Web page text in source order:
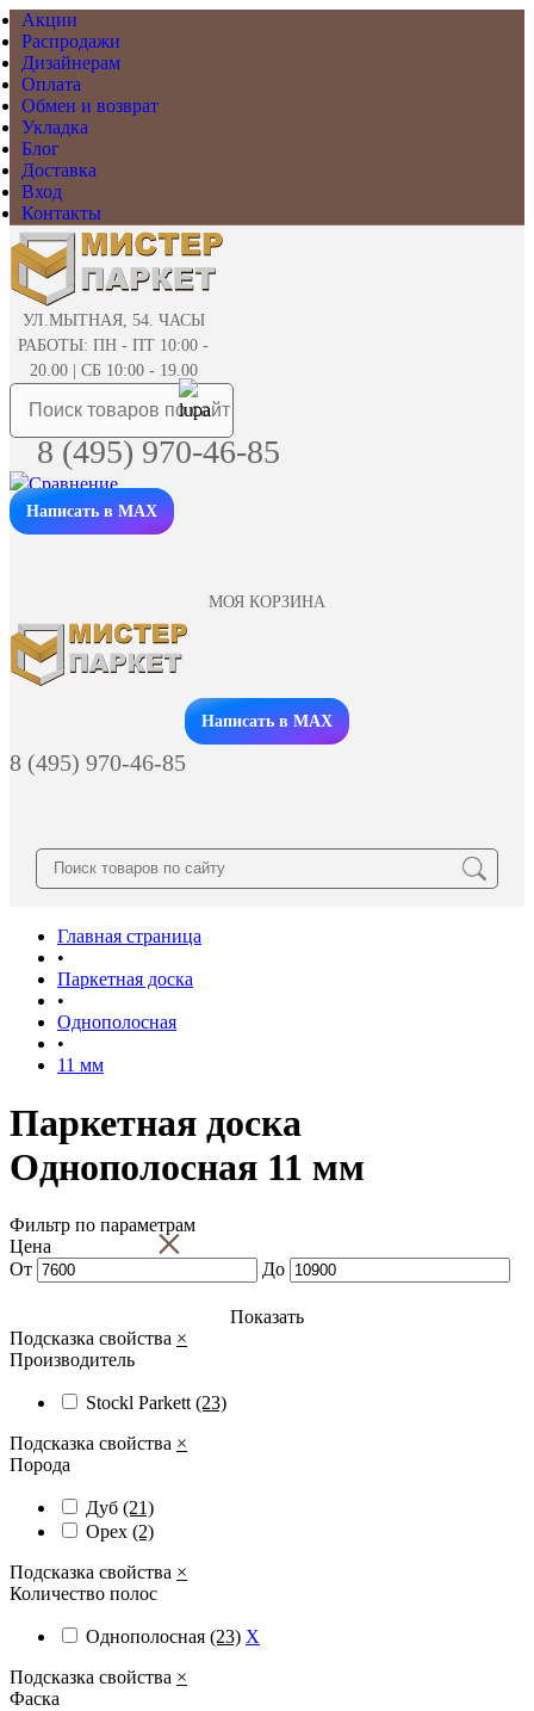
Акции
Распродажи
Дизайнерам
Оплата
Обмен и возврат
Укладка
Блог
Доставка
Вход
Контакты
УЛ.МЫТНАЯ, 54. ЧАСЫ
РАБОТЫ: ПН - ПТ 10:00 -
20.00 | СБ 10:00 - 19.00
8 (495) 970-46-85
Написать в MAX
МОЯ КОРЗИНА
Заказать звонок
Написать в MAX
8 (495) 970-46-85
Главная страница
•
Паркетная доска
•
Однополосная
•
11 мм
Паркетная доска
Однополосная 11 мм
Фильтр по параметрам
×
Цена
От
До
Показать
Подсказка свойства ×
Производитель
Stockl Parkett (23)
Подсказка свойства ×
Порода
Дуб (21)
Орех (2)
Подсказка свойства ×
Количество полос
Однополосная (23) X
Подсказка свойства ×
Фаска